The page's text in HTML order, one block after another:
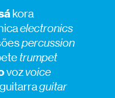
kora
electronics
percussion
trumpet
vozvoice
guitarraguitar